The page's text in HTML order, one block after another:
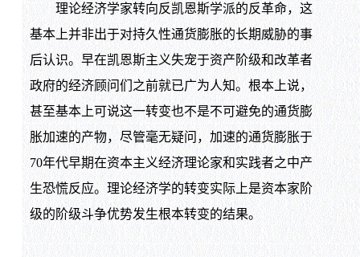
理论经济学家转向反凯恩斯学派的反革命，这
基本上并非出于对持久性通货膨胀的长期威胁的事
后认识。早在凯恩斯主义失宠于资产阶级和改革者
政府的经济顾问们之前就已广为人知。根本上说，
甚至基本上可说这一转变也不是不可避免的通货膨
胀加速的产物，尽管毫无疑问，加速的通货膨胀于
70年代早期在资本主义经济理论家和实践者之中产
生恐慌反应。理论经济学的转变实际上是资本家阶
级的阶级斗争优势发生根本转变的结果。